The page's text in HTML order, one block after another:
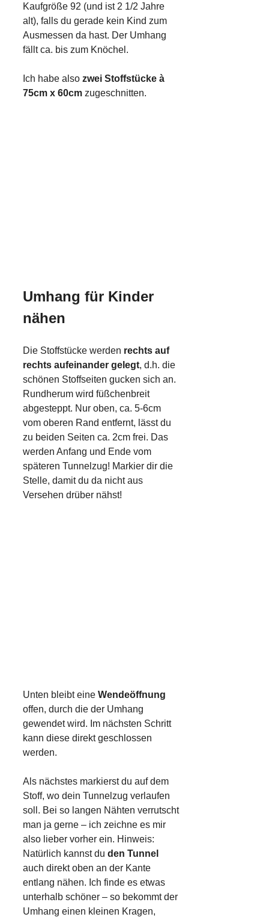
Kaufgröße 92 (und ist 2 1/2 Jahre
alt), falls du gerade kein Kind zum
Ausmessen da hast. Der Umhang
fällt ca. bis zum Knöchel.
Ich habe also zwei Stoffstücke à
75cm x 60cm zugeschnitten.
Umhang für Kinder
nähen
Die Stoffstücke werden rechts auf
rechts aufeinander gelegt, d.h. die
schönen Stoffseiten gucken sich an.
Rundherum wird füßchenbreit
abgesteppt. Nur oben, ca. 5-6cm
vom oberen Rand entfernt, lässt du
zu beiden Seiten ca. 2cm frei. Das
werden Anfang und Ende vom
späteren Tunnelzug! Markier dir die
Stelle, damit du da nicht aus
Versehen drüber nähst!
Unten bleibt eine Wendeöffnung
offen, durch die der Umhang
gewendet wird. Im nächsten Schritt
kann diese direkt geschlossen
werden.
Als nächstes markierst du auf dem
Stoff, wo dein Tunnelzug verlaufen
soll. Bei so langen Nähten verrutscht
man ja gerne – ich zeichne es mir
also lieber vorher ein. Hinweis:
Natürlich kannst du den Tunnel
auch direkt oben an der Kante
entlang nähen. Ich finde es etwas
unterhalb schöner – so bekommt der
Umhang einen kleinen Kragen,